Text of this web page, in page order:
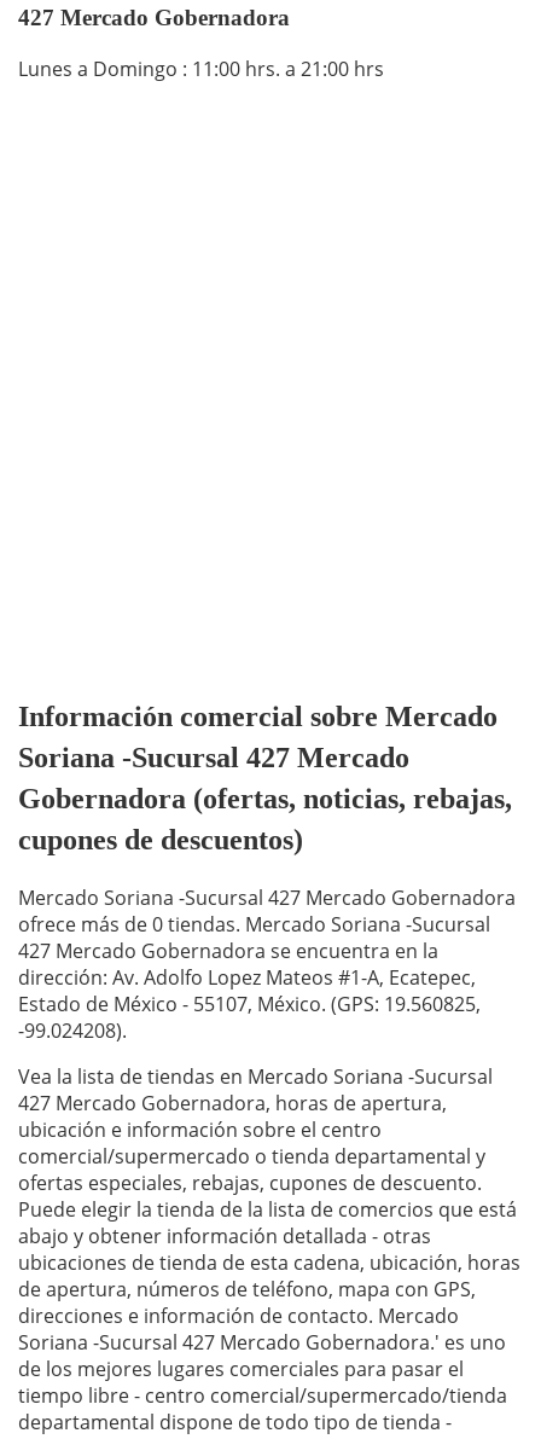
427 Mercado Gobernadora
Lunes a Domingo : 11:00 hrs. a 21:00 hrs
Información comercial sobre Mercado
Soriana -Sucursal 427 Mercado
Gobernadora (ofertas, noticias, rebajas,
cupones de descuentos)
Mercado Soriana -Sucursal 427 Mercado Gobernadora
ofrece más de 0 tiendas. Mercado Soriana -Sucursal
427 Mercado Gobernadora se encuentra en la
dirección: Av. Adolfo Lopez Mateos #1-A, Ecatepec,
Estado de México - 55107, México. (GPS: 19.560825,
-99.024208).
Vea la lista de tiendas en Mercado Soriana -Sucursal
427 Mercado Gobernadora, horas de apertura,
ubicación e información sobre el centro
comercial/supermercado o tienda departamental y
ofertas especiales, rebajas, cupones de descuento.
Puede elegir la tienda de la lista de comercios que está
abajo y obtener información detallada - otras
ubicaciones de tienda de esta cadena, ubicación, horas
de apertura, números de teléfono, mapa con GPS,
direcciones e información de contacto. Mercado
Soriana -Sucursal 427 Mercado Gobernadora.' es uno
de los mejores lugares comerciales para pasar el
tiempo libre - centro comercial/supermercado/tienda
departamental dispone de todo tipo de tienda -